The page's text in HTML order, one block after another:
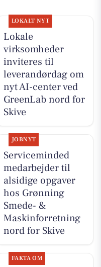
LOKALT NYT
Lokale
virksomheder
inviteres til
leverandørdag om
nyt AI-center ved
GreenLab nord for
Skive
JOBNYT
Serviceminded
medarbejder til
alsidige opgaver
hos Grønning
Smede- &
Maskinforretning
nord for Skive
FAKTA OM